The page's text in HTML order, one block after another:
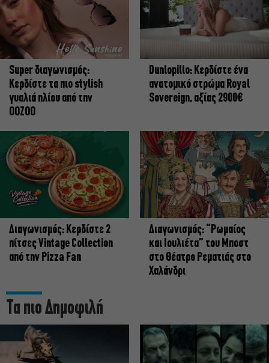
Super διαγωνισμός:
Κερδίστε τα πιο stylish
γυαλιά ηλίου από την
OOZOO
Dunlopillo: Κερδίστε ένα
ανατομικό στρώμα Royal
Sovereign, αξίας 2900€
Διαγωνισμός: Κερδίστε 2
πίτσες Vintage Collection
από την Pizza Fan
Διαγωνισμός: “Ρωμαίος
και Ιουλιέτα” του Μποστ
στο Θέατρο Ρεματιάς στο
Χαλάνδρι
Τα πιο Δημοφιλή